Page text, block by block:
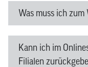
Was muss ich
Kann ich im
Filialen